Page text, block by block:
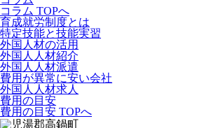
コラム TOPへ
育成就労制度とは
特定技能と技能実習
外国人材の活用
外国人人材紹介
外国人人材派遣
費用が異常に安い会社
外国人人材求人
費用の目安
費用の目安 TOPへ